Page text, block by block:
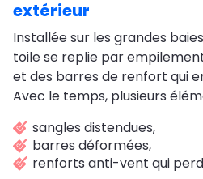
extérieur
Installée sur les grandes
toile se replie par
et des barres de renfort qui
Avec le temps, plusieurs
sangles distendues,
barres déformées,
renforts anti-vent qui